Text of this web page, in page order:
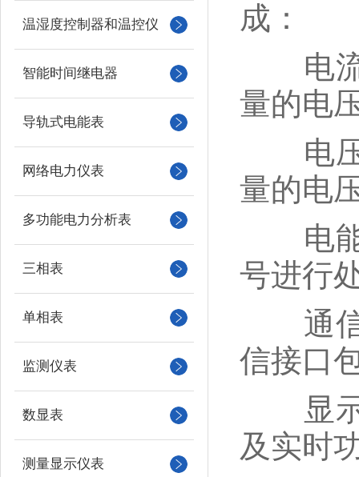
温湿度控制器和温控仪
智能时间继电器
导轨式电能表
网络电力仪表
多功能电力分析表
三相表
单相表
监测仪表
数显表
测量显示仪表
成：
电流
量的电
电压
量的电
电能
号进行
通信
信接口
显示
及实时